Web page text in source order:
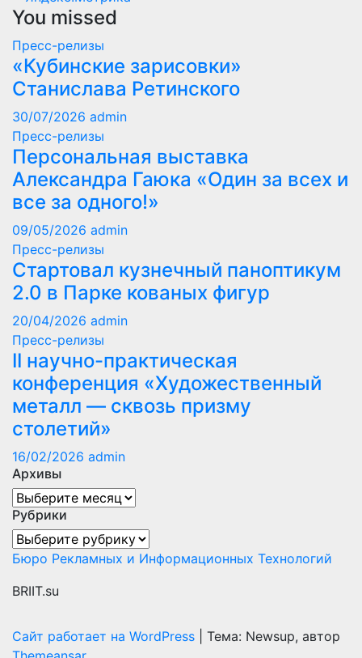
You missed
Пресс-релизы
«Кубинские зарисовки»
Станислава Ретинского
30/07/2026 admin
Пресс-релизы
Персональная выставка
Александра Гаюка «Один за всех и
все за одного!»
09/05/2026 admin
Пресс-релизы
Стартовал кузнечный паноптикум
2.0 в Парке кованых фигур
20/04/2026 admin
Пресс-релизы
II научно-практическая
конференция «Художественный
металл — сквозь призму
столетий»
16/02/2026 admin
Архивы
Архивы
Рубрики
Рубрики
Бюро Рекламных и Информационных Технологий
BRIIT.su
Сайт работает на WordPress
Тема: Newsup, автор